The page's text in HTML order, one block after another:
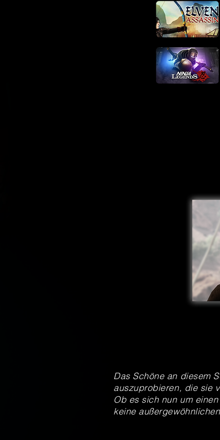
Das Schöne an diesem
auszuprobieren, die sie
Ob es sich nun um
keine